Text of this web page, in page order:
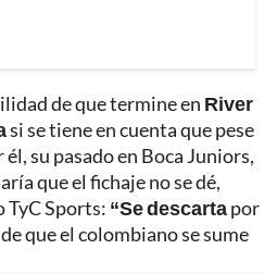
de que termine en River
si se tiene en cuenta que pese
su pasado en Boca Juniors,
que el fichaje no se dé,
TyC Sports: “Se descartapor
que el colombiano se sume